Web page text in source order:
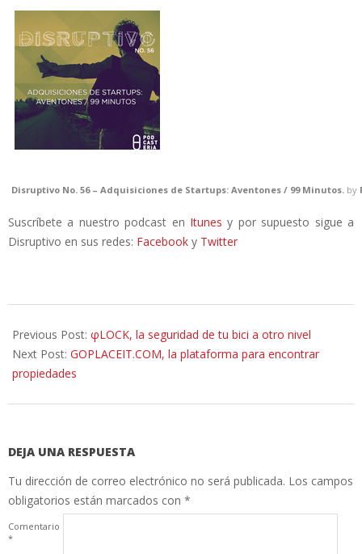
Disruptivo No. 56 – Adquisiciones de Startups: Aventones / 99 Minutos. by
Suscríbete a nuestro podcast en Itunes y por supuesto sigue a
Disruptivo en sus redes: Facebook y Twitter
07-
24
Previous Post: φLOCK, la seguridad de tu bici a otro nivel
Next Post: GOPLACEIT.COM, la plataforma para encontrar
propiedades
DEJA UNA RESPUESTA
Tu dirección de correo electrónico no será publicada. Los campos
obligatorios están marcados con *
Comentario
*